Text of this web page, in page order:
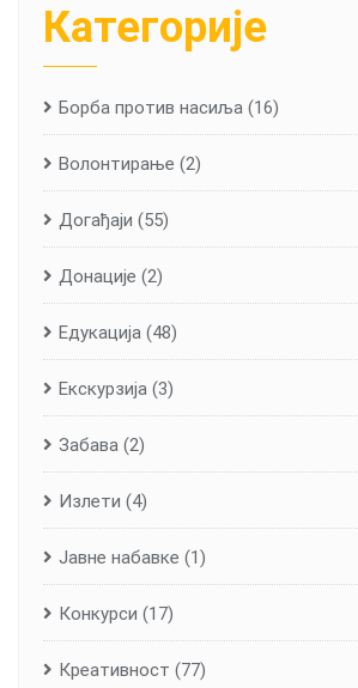
Категорије
Борба против насиља (16)
Волонтирање (2)
Догађаји (55)
Донације (2)
Едукација (48)
Екскурзија (3)
Забава (2)
Излети (4)
Јавне набавке (1)
Конкурси (17)
Креативност (77)